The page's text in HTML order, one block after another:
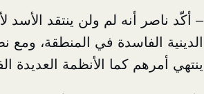
– أكّد ناصر أنه لم ولن ينتقد الأسد
الدينية الفاسدة في المنطقة، ومع
ينتهي أمرهم كما الأنظمة العديدة